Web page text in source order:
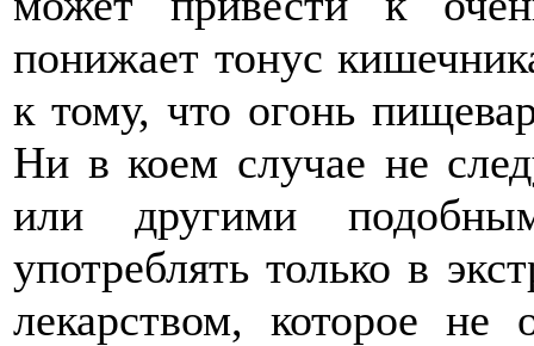
понижает тонус
к тому, что огонь
Ни в коем случае не
или другими
употреблять только в
лекарством, которое не